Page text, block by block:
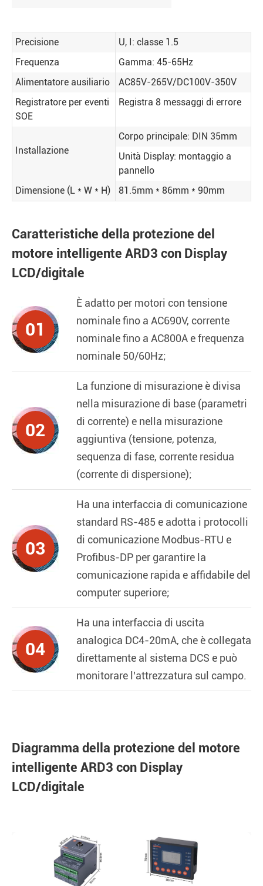
Precisione
U, I: classe 1.5
Frequenza
Gamma: 45-65Hz
Alimentatore ausiliario
AC85V-265V/DC100V-350V
Registratore per eventi
SOE
Registra 8 messaggi di errore
Installazione
Corpo principale: DIN 35mm
Unità Display: montaggio a
pannello
Dimensione (L * W * H)
81.5mm * 86mm * 90mm
Caratteristiche della protezione del
motore intelligente ARD3 con Display
LCD/digitale
01
È adatto per motori con tensione
nominale fino a AC690V, corrente
nominale fino a AC800A e frequenza
nominale 50/60Hz;
02
La funzione di misurazione è divisa
nella misurazione di base (parametri
di corrente) e nella misurazione
aggiuntiva (tensione, potenza,
sequenza di fase, corrente residua
(corrente di dispersione);
03
Ha una interfaccia di comunicazione
standard RS-485 e adotta i protocolli
di comunicazione Modbus-RTU e
Profibus-DP per garantire la
comunicazione rapida e affidabile del
computer superiore;
04
Ha una interfaccia di uscita
analogica DC4-20mA, che è collegata
direttamente al sistema DCS e può
monitorare l'attrezzatura sul campo.
Diagramma della protezione del motore
intelligente ARD3 con Display
LCD/digitale